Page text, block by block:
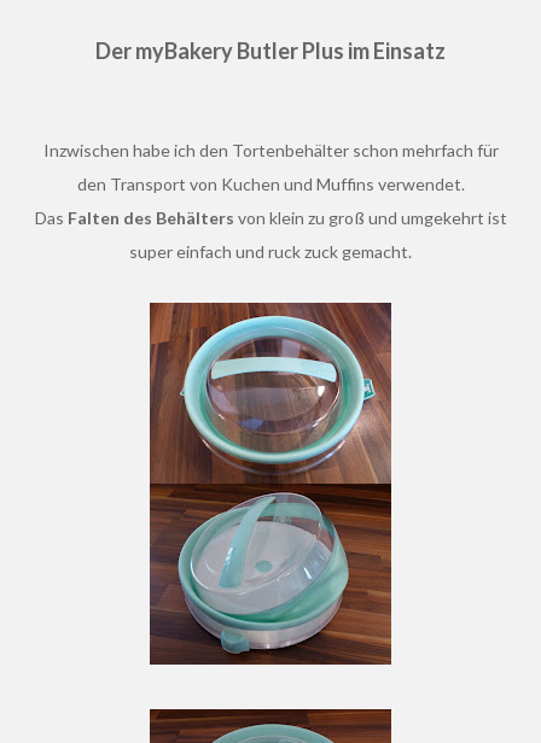
Der myBakery Butler Plus im Einsatz
Inzwischen habe ich den Tortenbehälter schon mehrfach für
den Transport von Kuchen und Muffins verwendet.
Das Falten des Behälters von klein zu groß und umgekehrt ist
super einfach und ruck zuck gemacht.